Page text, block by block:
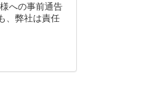
への事前通告
、弊社は責任